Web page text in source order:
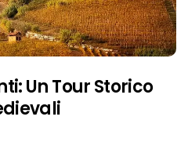
Un Tour Storico